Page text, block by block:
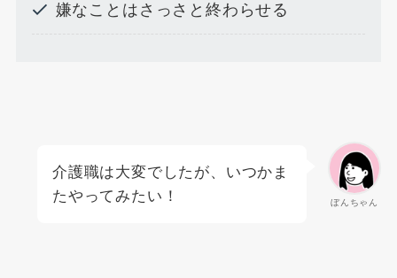
嫌なことはさっさと終わらせる
ぼんちゃん
介護職は大変でしたが、いつかま
たやってみたい！